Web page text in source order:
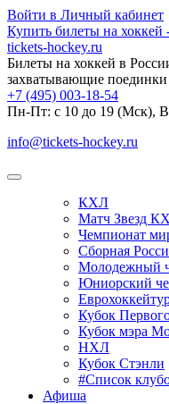
Войти в Личный кабинет
Купить билеты на
tickets-hockey.ru
Билеты на хоккей в
захватывающие поединки
+7 (495) 003-18-54
Пн-Пт: c 10 до 19 (Мск),
info@tickets-hockey.ru
КХЛ
Матч Звезд
Чемпионат
Сборная
Молодежный
Юниорский
Кубок
Кубок мэра
НХЛ
Кубок Стэнли
#Список
Афиша